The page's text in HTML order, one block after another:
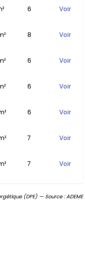
6 Voir
8 Voir
6 Voir
6 Voir
6 Voir
7 Voir
7 Voir
(DPE) — Source : ADEME